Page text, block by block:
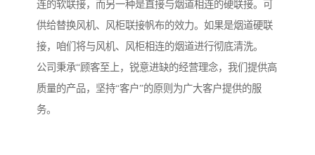
连的软联接，而另一种是直接与烟道相连的硬联接。可
供给替换风机、风柜联接帆布的效力。如果是烟道硬联
接，咱们将与风机、风柜相连的烟道进行彻底清洗。
公司秉承“顾客至上，锐意进缺的经营理念，我们提供高
质量的产品，坚持“客户”的原则为广大客户提供的服
务。